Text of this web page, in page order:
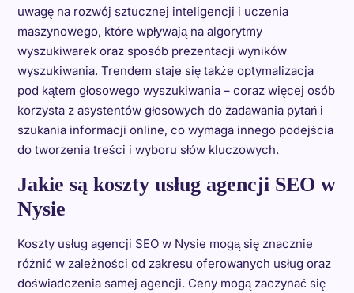
uwagę na rozwój sztucznej inteligencji i uczenia
maszynowego, które wpływają na algorytmy
wyszukiwarek oraz sposób prezentacji wyników
wyszukiwania. Trendem staje się także optymalizacja
pod kątem głosowego wyszukiwania – coraz więcej osób
korzysta z asystentów głosowych do zadawania pytań i
szukania informacji online, co wymaga innego podejścia
do tworzenia treści i wyboru słów kluczowych.
Jakie są koszty usług agencji SEO w
Nysie
Koszty usług agencji SEO w Nysie mogą się znacznie
różnić w zależności od zakresu oferowanych usług oraz
doświadczenia samej agencji. Ceny mogą zaczynać się